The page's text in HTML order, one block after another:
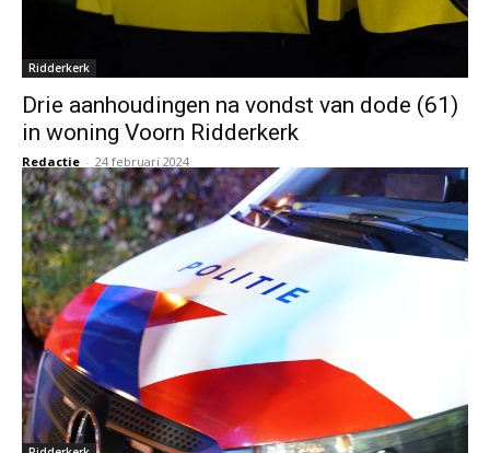
Ridderkerk
Drie aanhoudingen na vondst van dode (61)
in woning Voorn Ridderkerk
Redactie - 24 februari 2024